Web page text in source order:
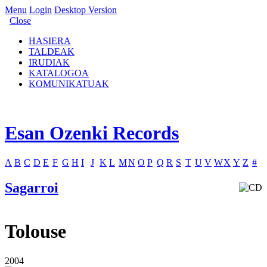
Menu Login Desktop Version
Close
HASIERA
TALDEAK
IRUDIAK
KATALOGOA
KOMUNIKATUAK
Esan Ozenki Records
A B C D E F G H I J K L MN O P Q R S T U V WX Y Z #
Sagarroi
Tolouse
2004